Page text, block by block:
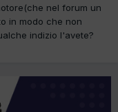
nel forum un
in modo che non
indizio l'avete?